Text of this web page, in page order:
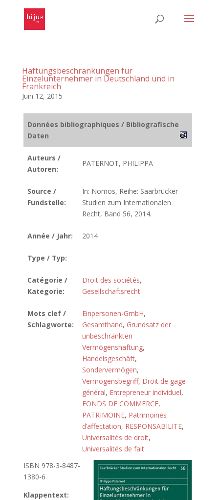
Haftungsbeschränkungen für
Einzelunternehmer in Deutschland und in
Frankreich
Juin 12, 2015
Données bibliographiques / Bibliografische
Daten
Auteurs /
Autoren:
PATERNOT, PHILIPPA
Source /
Fundstelle:
In: Nomos, Reihe: Saarbrücker
Studien zum Internationalen
Recht, Band 56, 2014.
Année / Jahr: 2014
Type / Typ:
Catégorie /
Kategorie:
Droit des sociétés,
Gesellschaftsrecht
Mots clef /
Schlagworte:
Einpersonen-GmbH,
Gesamthand, Grundsatz der
unbeschränkten
Vermögenshaftung,
Handelsgeschäft,
Sondervermögen,
Vermögensbegriff, Droit de gage
général, Entrepreneur individuel,
FONDS DE COMMERCE,
PATRIMOINE, Patrimoines
d’affectation, RESPONSABILITE,
Universalités de droit,
Universalités de fait
ISBN 978-3-8487-
1380-6
Klappentext: